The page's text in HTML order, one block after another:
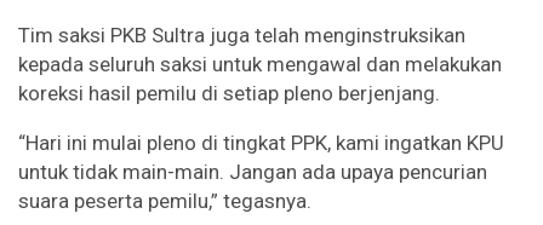
Tim saksi PKB Sultra juga telah menginstruksikan
kepada seluruh saksi untuk mengawal dan melakukan
koreksi hasil pemilu di setiap pleno berjenjang.
“Hari ini mulai pleno di tingkat PPK, kami ingatkan KPU
untuk tidak main-main. Jangan ada upaya pencurian
suara peserta pemilu,” tegasnya.